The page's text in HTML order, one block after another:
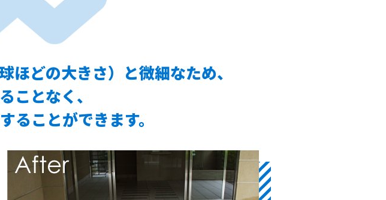
ほどの大きさ）と微細なため、
ことなく、
ることができます。